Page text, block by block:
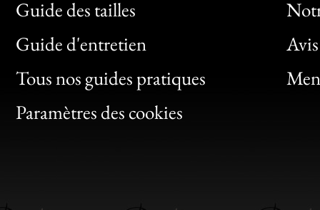
Guide des tailles
Guide d'entretien
Tous nos guides pratiques
Paramètres des cookies
Bon
Clic